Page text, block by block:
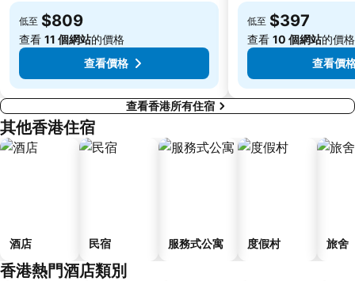
Lamma Island
Tin Hau Metro Station
九龍塘
低至 $809
查看 11 個網站的價格
查看價格
低至 $397
查看 10 個網站的價格
查看價
查看香港所有住宿
其他香港住宿
酒店 民宿 服務式公寓 度假村 旅舍
香港熱門酒店類別